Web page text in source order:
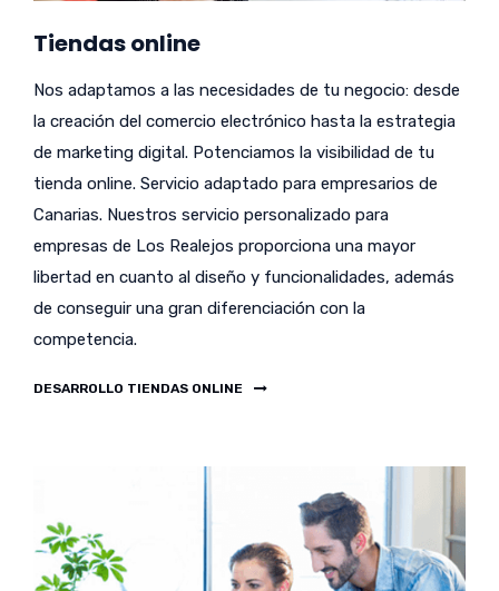
Tiendas online
Nos adaptamos a las necesidades de tu negocio: desde
la creación del comercio electrónico hasta la estrategia
de marketing digital. Potenciamos la visibilidad de tu
tienda online. Servicio adaptado para empresarios de
Canarias. Nuestros servicio personalizado para
empresas de Los Realejos proporciona una mayor
libertad en cuanto al diseño y funcionalidades, además
de conseguir una gran diferenciación con la
competencia.
DESARROLLO TIENDAS ONLINE